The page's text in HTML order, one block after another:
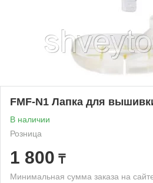
FMF-N1 Лапка для
В наличии
Розница
1 800 ₸
Минимальная сумма заказа на